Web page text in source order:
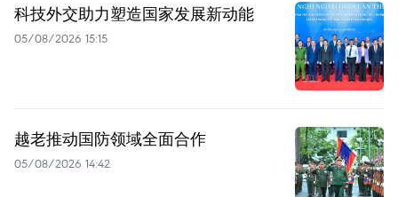
科技外交助力塑造国家发展新动能
05/08/2026 15:15
越老推动国防领域全面合作
05/08/2026 14:42